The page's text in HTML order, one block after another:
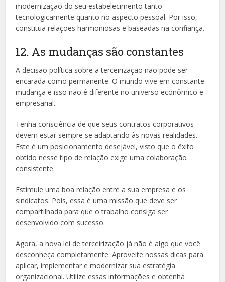
modernização do seu estabelecimento tanto
tecnologicamente quanto no aspecto pessoal. Por isso,
constitua relações harmoniosas e baseadas na confiança.
12. As mudanças são constantes
A decisão política sobre a terceirização não pode ser
encarada como permanente. O mundo vive em constante
mudança e isso não é diferente no universo econômico e
empresarial.
Tenha consciência de que seus contratos corporativos
devem estar sempre se adaptando às novas realidades.
Este é um posicionamento desejável, visto que o êxito
obtido nesse tipo de relação exige uma colaboração
consistente.
Estimule uma boa relação entre a sua empresa e os
sindicatos. Pois, essa é uma missão que deve ser
compartilhada para que o trabalho consiga ser
desenvolvido com sucesso.
Agora, a nova lei de terceirização já não é algo que você
desconheça completamente. Aproveite nossas dicas para
aplicar, implementar e modernizar sua estratégia
organizacional. Utilize essas informações e obtenha